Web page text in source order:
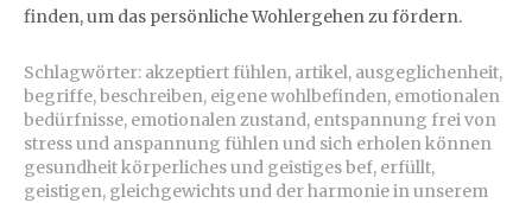
finden, um das persönliche Wohlergehen zu fördern.
Schlagwörter: akzeptiert fühlen, artikel, ausgeglichenheit,
begriffe,beschreiben, eigene wohlbefinden, emotionalen
bedürfnisse, emotionalen zustand, entspannung frei von
stress und anspannung fühlen und sich erholen können
gesundheit körperliches und geistiges bef, erfüllt,
geistigen, gleichgewichts und der harmonie in unserem